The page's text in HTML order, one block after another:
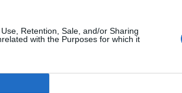
Retention, Sale, and/or Sharing
with the Purposes for which it